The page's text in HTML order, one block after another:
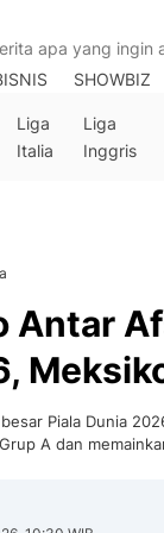
SHOWBIZ
Liga
Italia
Liga
Inggris
Antar
Piala Dunia
A dan